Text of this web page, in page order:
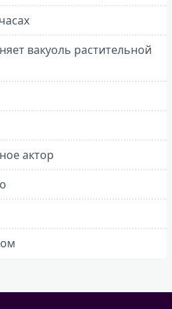
вакуоль растительной
актор